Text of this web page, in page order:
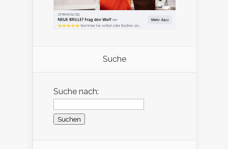
Suche
Suche nach: